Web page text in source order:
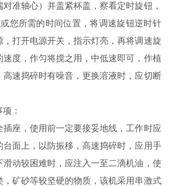
准轴心）并盖紧杯盖，察看定时旋钮，
您所需的时间位置，将调速旋钮逆时针
打开电源开关，指示灯亮，再将调速旋
度，作匀将搅之用，中低速即可，作植
速捣碎时有噪音，更换溶液时，应切断
：
，使用前一定要接妥地线，工作时应
面上，以防振移，高速捣碎时，应用手
动较困难时，应注入一至二滴机油，使
，矿砂等较坚硬的物质，该机采用串激式